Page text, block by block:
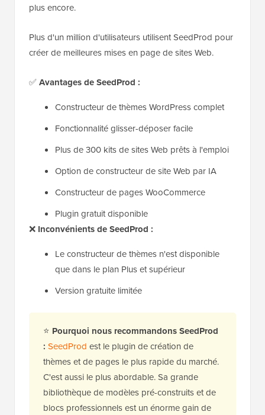
plus encore.
Plus d'un million d'utilisateurs utilisent SeedProd pour
créer de meilleures mises en page de sites Web.
✅Avantages de SeedProd :
Constructeur de thèmes WordPress complet
Fonctionnalité glisser-déposer facile
Plus de 300 kits de sites Web prêts à l'emploi
Option de constructeur de site Web par IA
Constructeur de pages WooCommerce
Plugin gratuit disponible
❌ Inconvénients de SeedProd :
Le constructeur de thèmes n'est disponible
que dans le plan Plus et supérieur
Version gratuite limitée
⭐ Pourquoi nous recommandons SeedProd
: SeedProd est le plugin de création de
thèmes et de pages le plus rapide du marché.
C'est aussi le plus abordable. Sa grande
bibliothèque de modèles pré-construits et de
blocs professionnels est un énorme gain de